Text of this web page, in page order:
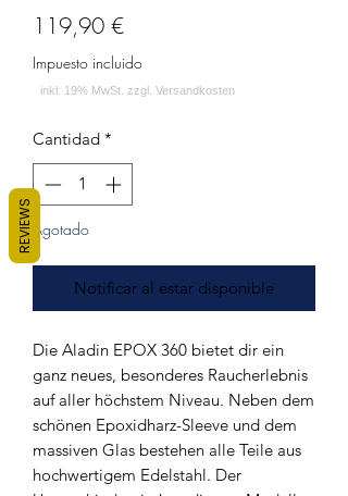
119,90 €Precio
Impuesto incluido
Cantidad *
Agotado
Notificar al estar disponible
Die Aladin EPOX 360 bietet dir ein
ganz neues, besonderes Raucherlebnis
auf aller höchstem Niveau. Neben dem
schönen Epoxidharz-Sleeve und dem
massiven Glas bestehen alle Teile aus
hochwertigem Edelstahl. Der
REVIEWS